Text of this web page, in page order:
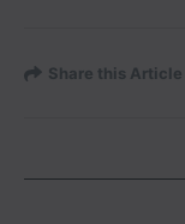
Share this Article